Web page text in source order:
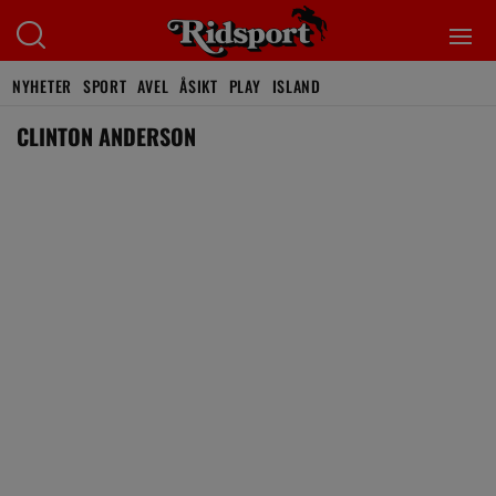
NYHETER SPORT AVEL ÅSIKT PLAY ISLAND
CLINTON ANDERSON